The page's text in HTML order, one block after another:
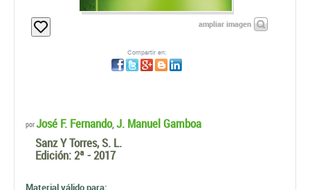
ampliar imagen
Compartir en:
porJosé F. Fernando,J. Manuel Gamboa
Sanz Y Torres, S. L.
Edición:2ª - 2017
Material válido para: